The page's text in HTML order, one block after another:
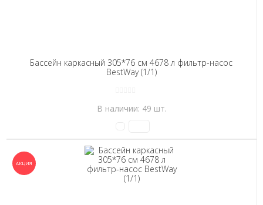
Бассейн каркасный 305*76 см 4678 л фильтр-насос
BestWay (1/1)
В наличии: 49 шт.